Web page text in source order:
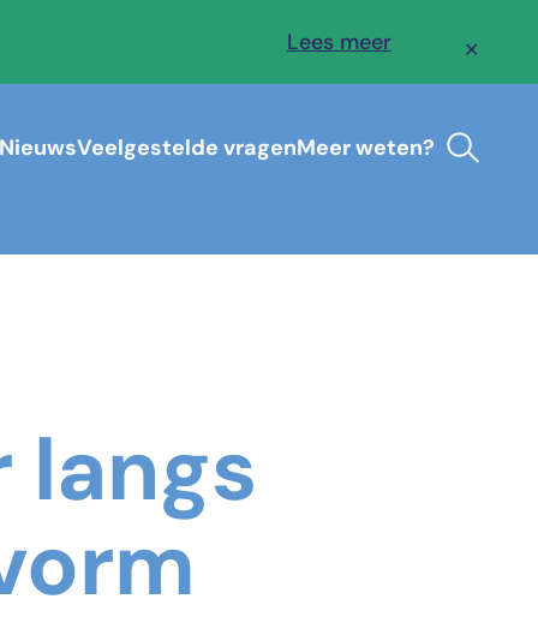
Lees meer ✕
Veelgestelde vragenMeer weten?